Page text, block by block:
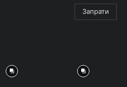
Запрати